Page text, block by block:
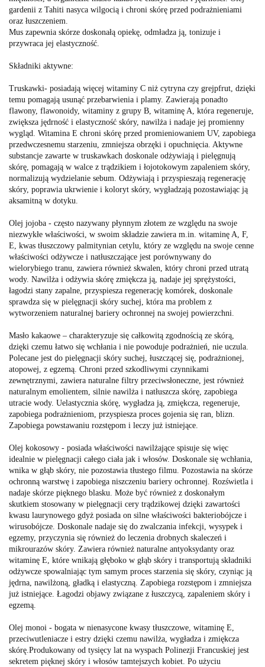
gardenii z Tahiti nasyca wilgocią i chroni skórę przed podrażnieniami
oraz łuszczeniem.
Mus zapewnia skórze doskonałą opiekę, odmładza ją, tonizuje i
przywraca jej elastyczność.
Składniki aktywne:
Truskawki- posiadają więcej witaminy C niż cytryna czy grejpfrut, dzięki
temu pomagają usunąć przebarwienia i plamy. Zawierają ponadto
flawony, flawonoidy, witaminy z grupy B, witaminę A, która regeneruje,
zwiększa jędrność i elastyczność skóry, nawilża i nadaje jej promienny
wygląd. Witamina E chroni skórę przed promieniowaniem UV, zapobiega
przedwczesnemu starzeniu, zmniejsza obrzęki i opuchnięcia. Aktywne
substancje zawarte w truskawkach doskonale odżywiają i pielęgnują
skórę, pomagają w walce z trądzikiem i łojotokowym zapaleniem skóry,
normalizują wydzielanie sebum. Odżywiają i przyspieszają regenerację
skóry, poprawia ukrwienie i koloryt skóry, wygładzają pozostawiając ją
aksamitną w dotyku.
Olej jojoba - często nazywany płynnym złotem ze względu na swoje
niezwykłe właściwości, w swoim składzie zawiera m.in. witaminę A, F,
E, kwas tłuszczowy palmitynian cetylu, który ze względu na swoje cenne
właściwości odżywcze i natłuszczające jest porównywany do
wielorybiego tranu, zawiera również skwalen, który chroni przed utratą
wody. Nawilża i odżywia skórę zmiękcza ją, nadaje jej sprężystości,
łagodzi stany zapalne, przyspiesza regenerację komórek, doskonale
sprawdza się w pielęgnacji skóry suchej, która ma problem z
wytworzeniem naturalnej bariery ochronnej na swojej powierzchni.
Masło kakaowe – charakteryzuje się całkowitą zgodnością ze skórą,
dzięki czemu łatwo się wchłania i nie powoduje podrażnień, nie uczula.
Polecane jest do pielęgnacji skóry suchej, łuszczącej się, podrażnionej,
atopowej, z egzemą. Chroni przed szkodliwymi czynnikami
zewnętrznymi, zawiera naturalne filtry przeciwsłoneczne, jest również
naturalnym emolientem, silnie nawilża i natłuszcza skórę, zapobiega
utracie wody. Uelastycznia skórę, wygładza ją, zmiękcza, regeneruje,
zapobiega podrażnieniom, przyspiesza proces gojenia się ran, blizn.
Zapobiega powstawaniu rozstępom i leczy już istniejące.
Olej kokosowy - posiada właściwości nawilżające spisuje się więc
idealnie w pielęgnacji całego ciała jak i włosów. Doskonale się wchłania,
wnika w głąb skóry, nie pozostawia tłustego filmu. Pozostawia na skórze
ochronną warstwę i zapobiega niszczeniu bariery ochronnej. Rozświetla i
nadaje skórze pięknego blasku. Może być również z doskonałym
skutkiem stosowany w pielęgnacji cery trądzikowej dzięki zawartości
kwasu laurynowego gdyż posiada on silne właściwości bakteriobójcze i
wirusobójcze. Doskonale nadaje się do zwalczania infekcji, wysypek i
egzemy, przyczynia się również do leczenia drobnych skaleczeń i
mikrourazów skóry. Zawiera również naturalne antyoksydanty oraz
witaminę E, które wnikają głęboko w głąb skóry i transportują składniki
odżywcze spowalniając tym samym proces starzenia się skóry, czyniąc ją
jędrna, nawilżoną, gładką i elastyczną. Zapobiega rozstępom i zmniejsza
już istniejące. Łagodzi objawy związane z łuszczycą, zapaleniem skóry i
egzemą.
Olej monoi - bogata w nienasycone kwasy tłuszczowe, witaminę E,
przeciwutleniacze i estry dzięki czemu nawilża, wygładza i zmiękcza
skórę.Produkowany od tysięcy lat na wyspach Polinezji Francuskiej jest
sekretem pięknej skóry i włosów tamtejszych kobiet. Po użyciu